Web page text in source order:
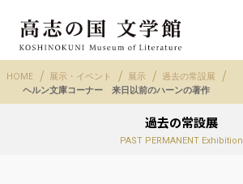
HOME 展示・イベント 展示
過去の常設展
ヘルン文庫コーナー 来日以前のハーンの著作
過去の常設展
PAST PERMANENT Exhibition